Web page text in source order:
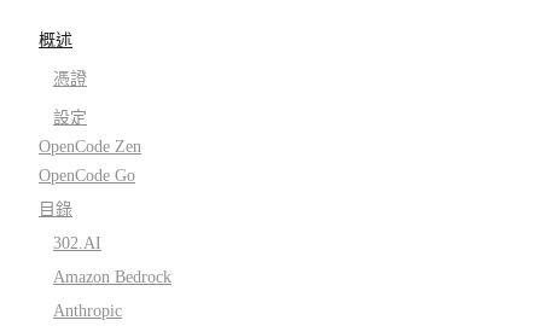
概述
憑證
設定
OpenCode Zen
OpenCode Go
目錄
302.AI
Amazon Bedrock
Anthropic